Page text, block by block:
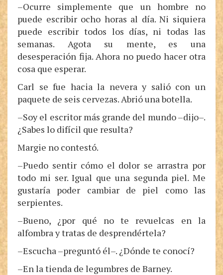
–Ocurre simplemente que un hombre no
puede escribir ocho horas al día. Ni siquiera
puede escribir todos los días, ni todas las
semanas. Agota su mente, es una
desesperación fija. Ahora no puedo hacer otra
cosa que esperar.
Carl se fue hacia la nevera y salió con un
paquete de seis cervezas. Abrió una botella.
–Soy el escritor más grande del mundo –dijo–.
¿Sabes lo difícil que resulta?
Margie no contestó.
–Puedo sentir cómo el dolor se arrastra por
todo mi ser. Igual que una segunda piel. Me
gustaría poder cambiar de piel como las
serpientes.
–Bueno, ¿por qué no te revuelcas en la
alfombra y tratas de desprendértela?
–Escucha –preguntó él–. ¿Dónde te conocí?
–En la tienda de legumbres de Barney.